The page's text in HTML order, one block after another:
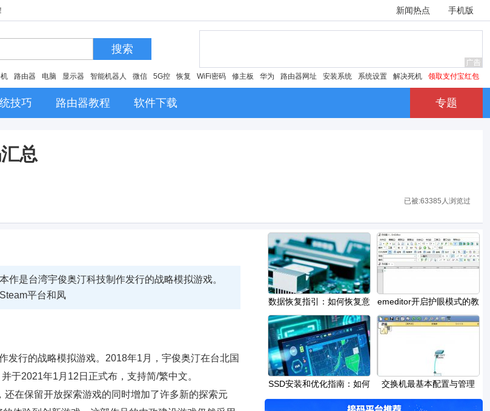
新闻热点 手机版
搜索
路由器 电脑 显示器 智能机器人 微信 5G控 恢复 WiFi密码 修主板 华为 路由器网址 安装系统 系统设置 解决死机 领取支付宝红包
技巧 路由器教程 软件下载 专题
总
已被:63385人浏览过
是台湾宇俊奥汀科技制作发行的战略模拟游戏。
平台和凤
发行的战略模拟游戏。2018年1月，宇俊奥汀在台北国
于2021年1月12日正式布，支持简/繁中文。
在保留开放探索游戏的同时增加了许多新的探索元
数据恢复指引：如何恢复意
外删除的文件
​emeditor开启护眼模式的教
程
SSD安装和优化指南：如何
提升SSD的读写速
交换机最基本配置与管理